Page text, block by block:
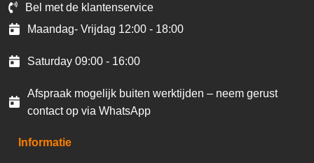
Bel met de klantenservice
Maandag- Vrijdag 12:00 - 18:00
Saturday 09:00 - 16:00
Afspraak mogelijk buiten werktijden – neem gerust
contact op via WhatsApp
Informatie